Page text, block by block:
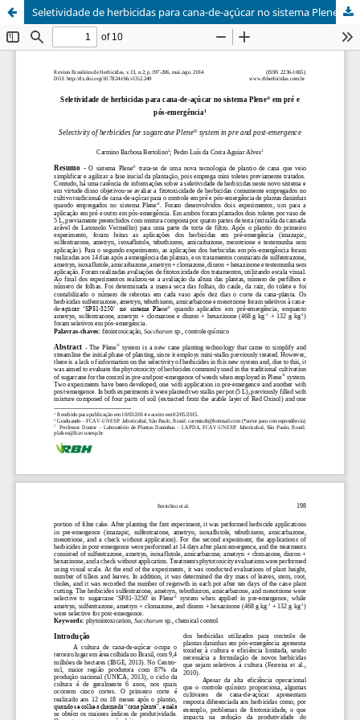
Seletividade de herbicidas para cana-de-açúcar no sistema Plene® em pré e pós-emergência